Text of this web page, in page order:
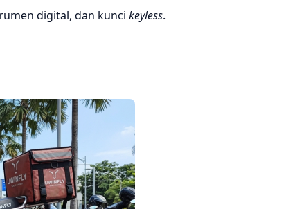
digital, dan kunci keyless.